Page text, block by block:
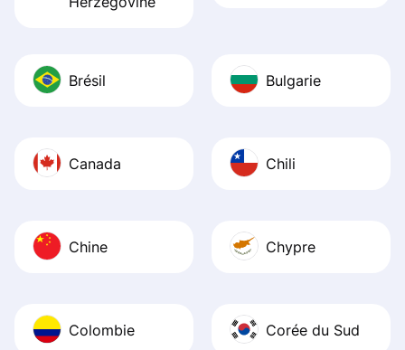
Brésil Bulgarie
Canada Chili
Chine Chypre
Colombie Corée du Sud